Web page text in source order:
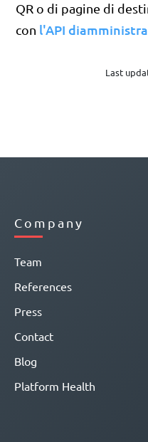
QR o di pagine di
con l'API
Last
Company
Team
References
Press
Contact
Blog
Platform Health